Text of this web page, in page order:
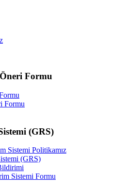
Formu
Formu
(GRS)
Sistemi Politikamız
(GRS)
Sistemi Formu